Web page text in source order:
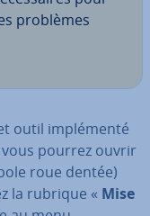
problèmes
outil im­plé­menté
pourrez ouvrir
roue dentée)
la rubrique « Mise